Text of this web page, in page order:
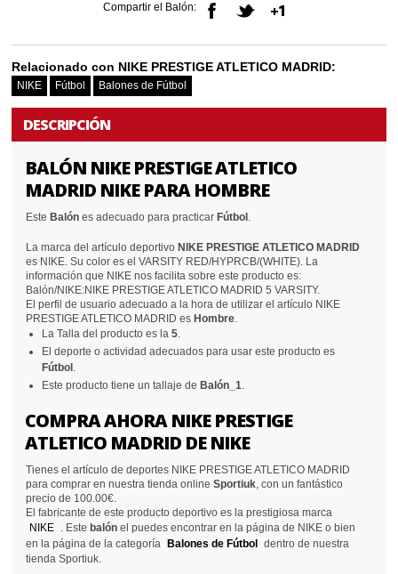
Compartir el Balón:
Relacionado con NIKE PRESTIGE ATLETICO MADRID:
NIKE Fútbol Balones de Fútbol
DESCRIPCIÓN
BALÓN NIKE PRESTIGE ATLETICO
MADRID NIKE PARA HOMBRE
Este Balón es adecuado para practicar Fútbol .
La marca del artículo deportivo NIKE PRESTIGE ATLETICO MADRID
es NIKE. Su color es el VARSITY RED/HYPRCB/(WHITE). La
información que NIKE nos facilita sobre este producto es:
Balón/NIKE:NIKE PRESTIGE ATLETICO MADRID 5 VARSITY.
El perfil de usuario adecuado a la hora de utilizar el artículo NIKE
PRESTIGE ATLETICO MADRID es Hombre.
La Talla del producto es la5.
El deporte o actividad adecuados para usar este producto es
Fútbol .
Este producto tiene un tallaje de Balón_1.
COMPRA AHORA NIKE PRESTIGE
ATLETICO MADRID DE NIKE
Tienes el artículo de deportes NIKE PRESTIGE ATLETICO MADRID
para comprar en nuestra tienda onlineSportiuk, con un fantástico
precio de 100.00€.
El fabricante de este producto deportivo es la prestigiosa marca
NIKE . Este balón el puedes encontrar en la página de NIKE o bien
en la página de la categoría
Balones de Fútbol
dentro de nuestra
tienda Sportiuk.